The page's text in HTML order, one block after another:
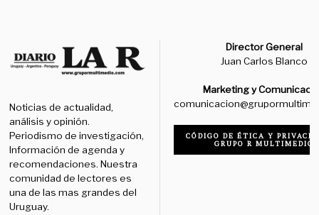
Noticias de actualidad,
análisis y opinión.
Periodismo de investigación,
Información de agenda y
recomendaciones. Nuestra
comunidad de lectores es
una de las mas grandes del
Uruguay.
Director General
Juan Carlos Blanco
Marketing y
CÓDIGO DE ÉTICA Y
GRUPO R MULTIMEDIO